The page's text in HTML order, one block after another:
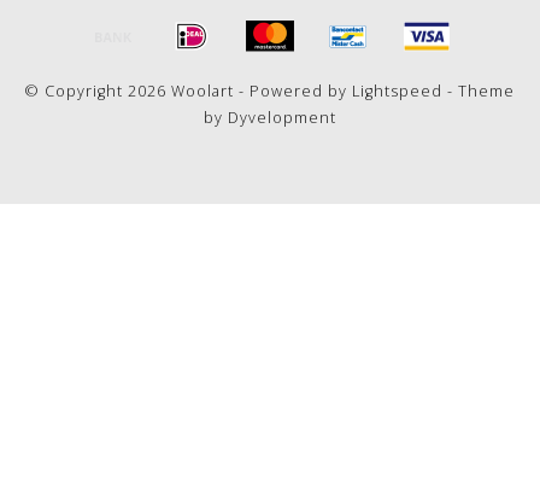
© Copyright 2026 Woolart - Powered by Lightspeed - Theme
by Dyvelopment